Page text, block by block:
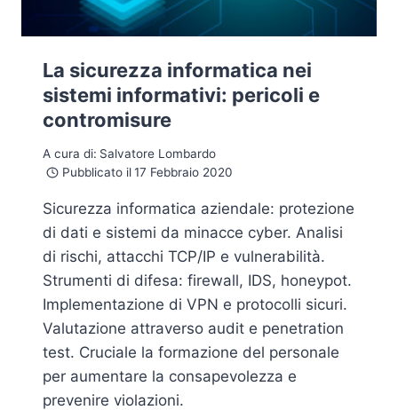
La sicurezza informatica nei
sistemi informativi: pericoli e
contromisure
A cura di: Salvatore Lombardo
Pubblicato il 17 Febbraio 2020
Sicurezza informatica aziendale: protezione
di dati e sistemi da minacce cyber. Analisi
di rischi, attacchi TCP/IP e vulnerabilità.
Strumenti di difesa: firewall, IDS, honeypot.
Implementazione di VPN e protocolli sicuri.
Valutazione attraverso audit e penetration
test. Cruciale la formazione del personale
per aumentare la consapevolezza e
prevenire violazioni.